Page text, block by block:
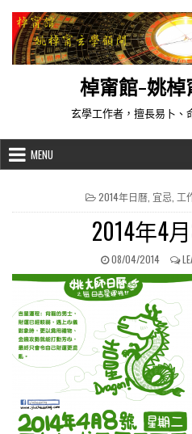
棹甯館-姚棹
玄學工作者，擅長易卜、
MENU
POSTED IN
2014年日曆, 宜忌, 工
2014年4
PUBLISHED DATE:
08/04/2014